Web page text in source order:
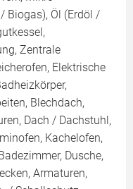
Biogas), Öl (Erdöl /
Zentrale
Elektrische
Blechdach,
Dach / Dachstuhl,
Kachelofen,
Dusche,
Armaturen,